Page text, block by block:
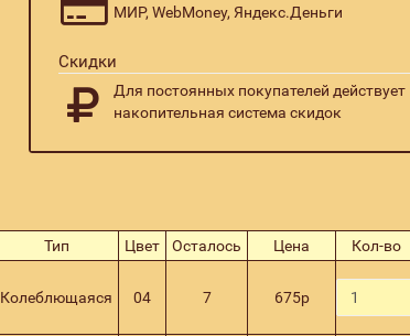
МИР, WebMoney, Яндекс.Деньги
Скидки
Для постоянных покупателей действует
накопительная система скидок
Тип Цвет Осталось Цена Кол-во
Колеблющаяся 04 7 675р